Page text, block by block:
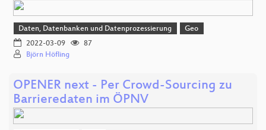
Daten, Datenbanken und Datenprozessierung
Geo
2022-03-09
87
Björn Höfling
OPENER next - Per Crowd-Sourcing zu
Barrieredaten im ÖPNV